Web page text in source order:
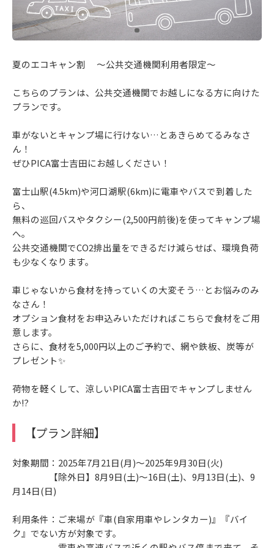
夏のエコキャン割 ～公共交通機関利用者限定～
こちらのプランは、公共交通機関でお越しになる方に向けた
プランです。
車がないとキャンプ場に行けない…とあきらめてるみなさ
ん！
ぜひPICA富士吉田にお越しください！
富士山駅(4.5km)や河口湖駅(6km)に電車やバスで到着した
ら、
無料の巡回バスやタクシー(2,500円前後)を使ってキャンプ場
へ。
公共交通機関でCO2排出量をできるだけ減らせば、環境負荷
も少なくなります。
車じゃないから食材を持っていくの大変そう…とお悩みのみ
なさん！
オプション食材をお申込みいただければこちらで食材をご用
意します。
さらに、食材を5,000円以上のご予約で、網や鉄板、炭等が
プレゼント✨
荷物を軽くして、涼しいPICA富士吉田でキャンプしません
か⁉
【プラン詳細】
対象期間：2025年7月21日(月)～2025年9月30日(火)
【除外日】8月9日(土)～16日(土)、9月13日(土)、9
月14日(日)
利用条件：ご来場が『車(自家用車やレンタカー)』『バイ
ク』でない方が対象です。